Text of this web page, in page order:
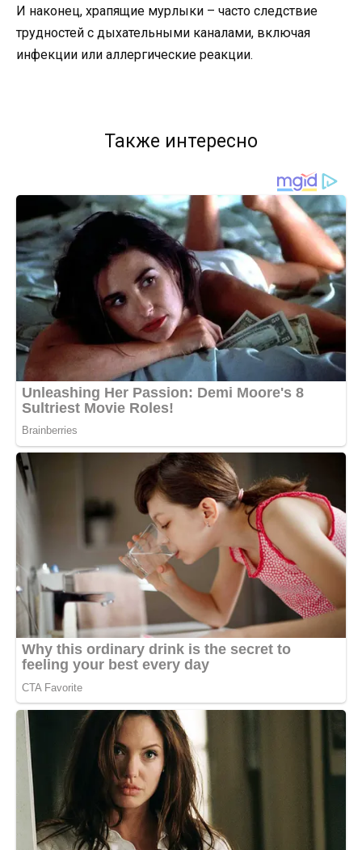
И наконец, храпящие мурлыки – часто следствие
трудностей с дыхательными каналами, включая
инфекции или аллергические реакции.
Также интересно